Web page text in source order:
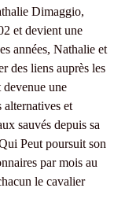
Dimaggio,
et devient une
années, Nathalie et
des liens auprès les
une
alternatives et
sauvés depuis sa
Peut poursuit son
par mois au
le cavalier